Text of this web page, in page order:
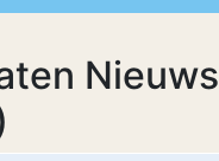
Nieuws